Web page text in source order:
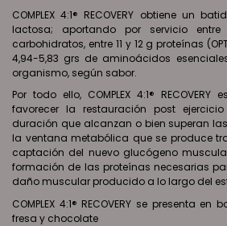
COMPLEX 4:1® RECOVERY obtiene un
lactosa; aportando por servicio
carbohidratos, entre 11 y 12 g proteínas
4,94-5,83 grs de aminoácidos
organismo, según sabor.
Por todo ello, COMPLEX 4:1®
favorecer la restauración post
duración que alcanzan o bien superan
la ventana metabólica que se produce
captación del nuevo glucógeno
formación de las proteínas necesarias
daño muscular producido a lo largo del
COMPLEX 4:1® RECOVERY se presenta
fresa y chocolate